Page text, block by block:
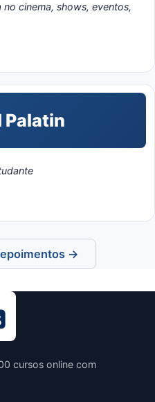
no cinema, shows, eventos,
→
cursos online com